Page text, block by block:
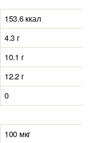
153.6 ккал
4.3 г
10.1 г
12.2 г
0
100 мкг